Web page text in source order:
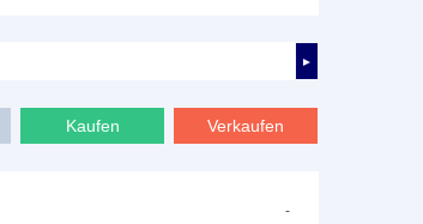
►
Verkaufen
Kaufen
-